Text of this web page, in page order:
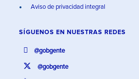
Aviso de privacidad integral
SÍGUENOS EN NUESTRAS REDES
@gobgente
@gobgente